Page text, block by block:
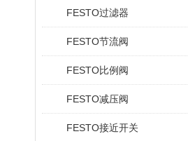
FESTO过滤器
FESTO节流阀
FESTO比例阀
FESTO减压阀
FESTO接近开关